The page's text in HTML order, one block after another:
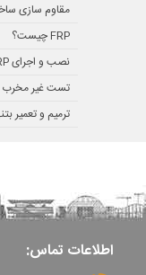
مقاوم سازی
FRP چیست؟
نصب و اجرای FRP
تست غیر مخرب
ترمیم و تعمیر
اطلاعات تماس: